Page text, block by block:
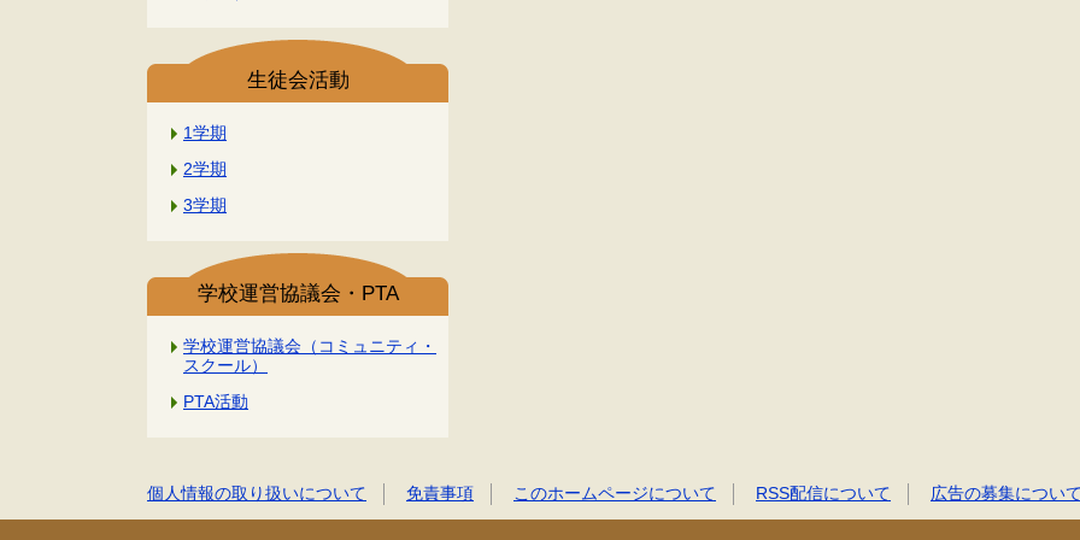
生徒会活動
1学期
2学期
3学期
学校運営協議会・PTA
学校運営協議会（コミュニティ・
スクール）
PTA活動
個人情報の取り扱いについて 免責事項 このホームページについて RSS配信について 広告の募集につい